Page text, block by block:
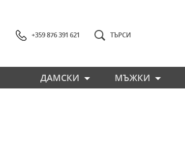
+359 876 391 621 ТЪРСИ
ДАМСКИ МЪЖКИ